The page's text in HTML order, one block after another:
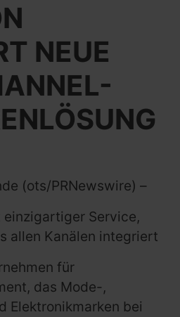
NEUE
(ots/PRNewswire) –
einzigartiger Service,
allen Kanälen integriert
für
das Mode-,
Elektronikmarken bei